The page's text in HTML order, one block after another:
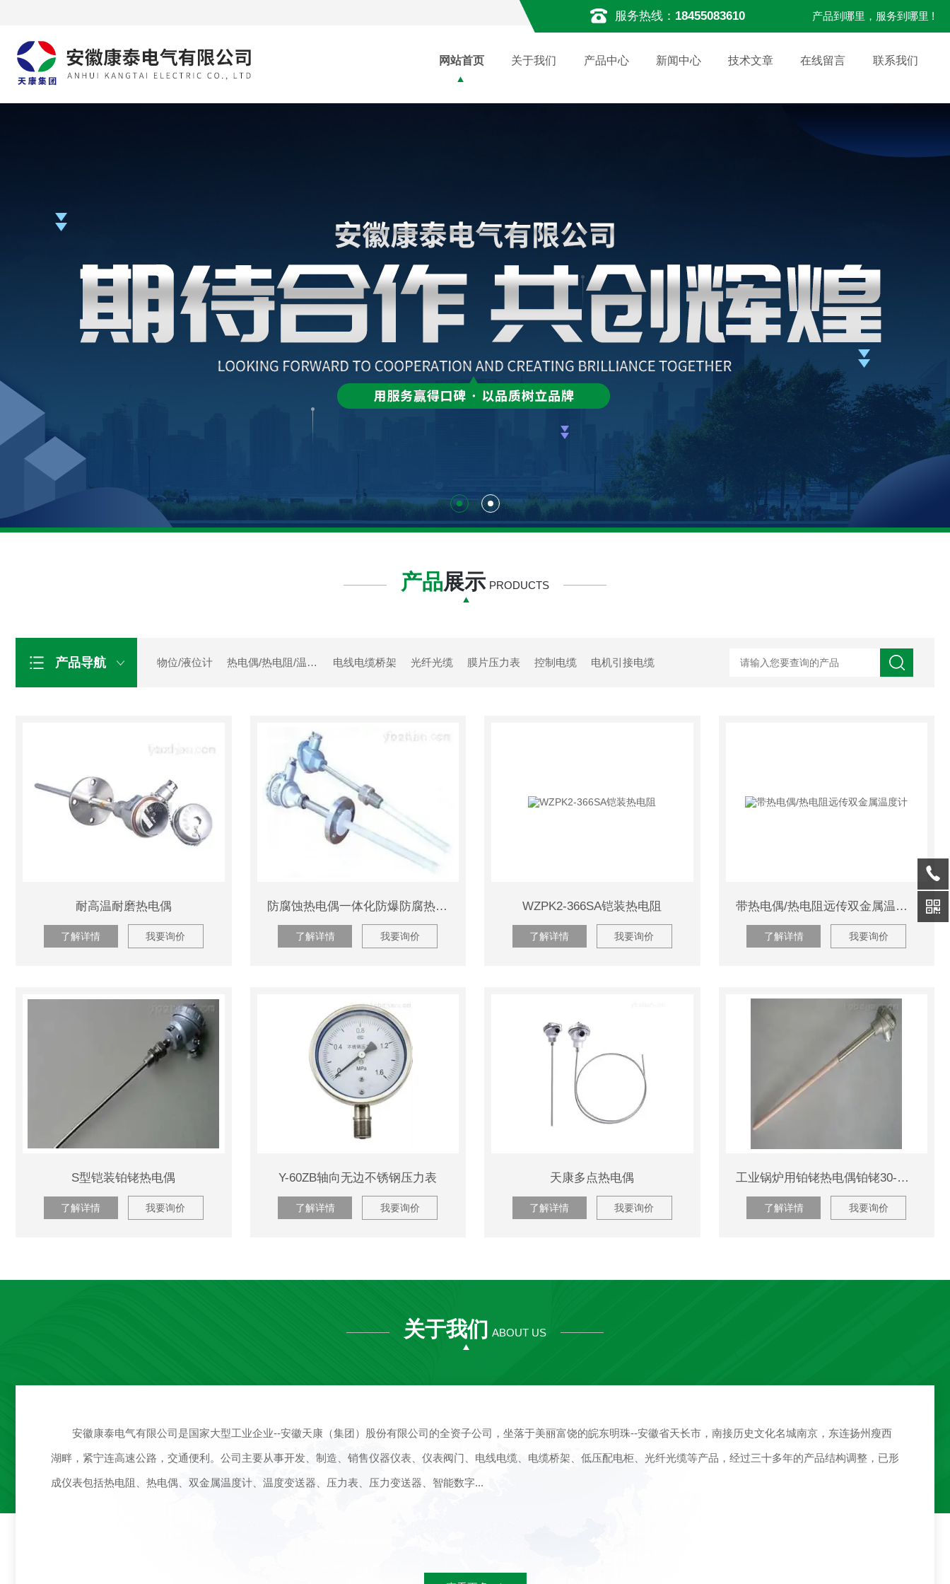
服务热线： 18455083610 产品到哪里，服务到哪里 !
网站首页 关于我们 产品中心 新闻中心 技术文章 在线留言 联系我们
产品展示 PRODUCTS
产品导航 物位/液位计 热电偶/热电阻/温度计 电线电缆桥架 光纤光缆 膜片压力表 控制电缆 电机引接电缆
耐高温耐磨热电偶
了解详情 我要询价
防腐蚀热电偶一体化防爆防腐热电偶
了解详情 我要询价
WZPK2-366SA铠装热电阻
了解详情 我要询价
带热电偶/热电阻远传双金属温度计
了解详情 我要询价
S型铠装铂铑热电偶
了解详情 我要询价
Y-60ZB轴向无边不锈钢压力表
了解详情 我要询价
天康多点热电偶
了解详情 我要询价
工业锅炉用铂铑热电偶铂铑30-铂铑6-WRR
了解详情 我要询价
关于我们 ABOUT US
安徽康泰电气有限公司是国家大型工业企业--安徽天康（集团）股份有限公司的全资子公司，坐落于美丽富饶的皖东明珠--安徽省天长市，南接历史文化名城南京，东连扬州瘦西
湖畔，紧宁连高速公路，交通便利。公司主要从事开发、制造、销售仪器仪表、仪表阀门、电线电缆、电缆桥架、低压配电柜、光纤光缆等产品，经过三十多年的产品结构调整，已形
成仪表包括热电阻、热电偶、双金属温度计、温度变送器、压力表、压力变送器、智能数字...